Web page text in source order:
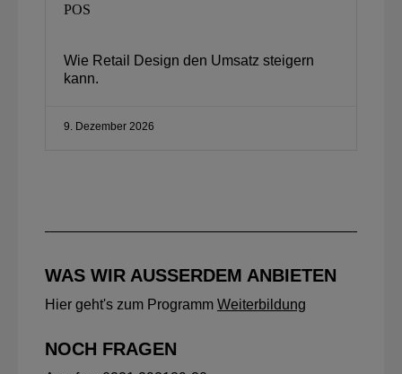
POS
Wie Retail Design den Umsatz steigern
kann.
9. Dezember 2026
WAS WIR AUSSERDEM ANBIETEN
Hier geht's zum Programm Weiterbildung
NOCH FRAGEN